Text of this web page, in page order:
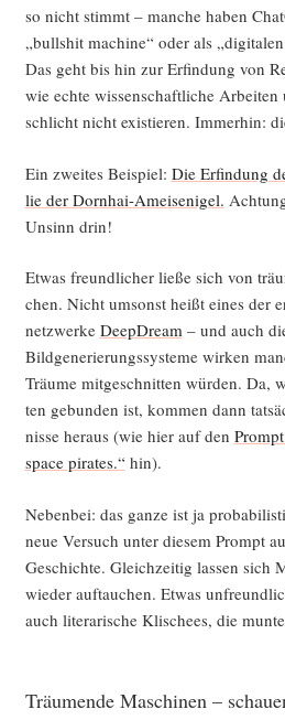
so nicht stimmt – man­che haben
„bull­shit machi­ne“ oder als
Das geht bis hin zur Erfin­dung von
wie ech­te wis­sen­schaft­li­che Arbei­ten
schlicht nicht exis­tie­ren. Immer­hin:
Ein zwei­tes Bei­spiel: Die Erfin­dung
lie der Dorn­hai-Amei­sen­igel.
Unsinn drin!
Etwas freund­li­cher lie­ße sich von
chen. Nicht umsonst heißt eines der
netz­wer­ke Deep­Dream– und auch
Bild­ge­ne­rie­rungs­sys­te­me wir­ken
Träu­me mit­ge­schnit­ten wür­den. Da,
ten gebun­den ist, kom­men dann
nis­se her­aus (wie hier auf den
space pira­tes.“ hin).
Neben­bei: das gan­ze ist ja
neue Ver­such unter die­sem Prompt
Geschich­te. Gleich­zei­tig las­sen sich
wie­der auf­tau­chen. Etwas
auch lite­ra­ri­sche Kli­schees, die
Träumende Maschinen –